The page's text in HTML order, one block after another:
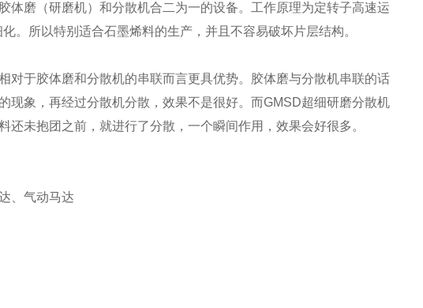
磨（研磨机）和分散机合二为一的设备。工作原理为定转子高速运
。所以特别适合石墨烯料的生产，并且不容易破坏片层结构。
对于胶体磨和分散机的串联而言更具优势。胶体磨与分散机串联的话
现象，再经过分散机分散，效果不是很好。而GMSD超细研磨分散机
未抱团之前，就进行了分散，一个瞬间作用，效果会好很多。
、气动马达